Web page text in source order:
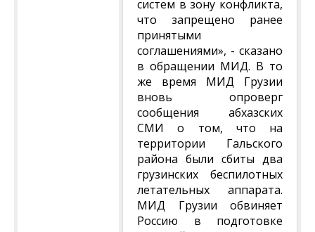
систем в зону конфликта,
что запрещено ранее
принятыми
соглашениями», - сказано
в обращении МИД. В то
же время МИД Грузии
вновь опроверг
сообщения абхазских
СМИ о том, что на
территории Гальского
района были сбиты два
грузинских беспилотных
летательных аппарата.
МИД Грузии обвиняет
Россию в подготовке